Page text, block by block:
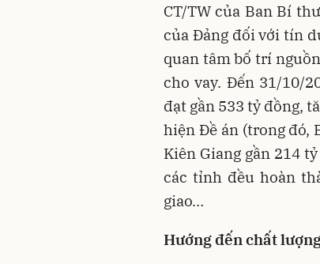
CT/TW của Ban Bí
của Đảng đối với tín
quan tâm bố trí
cho vay. Đến 31/10/
đạt gần 533 tỷ đồng,
hiện Đề án (trong đó,
Kiên Giang gần 214
các tỉnh đều hoàn
giao…
Hướng đến chất